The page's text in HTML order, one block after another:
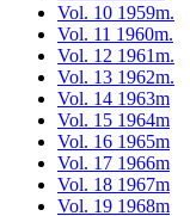
Vol. 10 1959m.
Vol. 11 1960m.
Vol. 12 1961m.
Vol. 13 1962m.
Vol. 14 1963m
Vol. 15 1964m
Vol. 16 1965m
Vol. 17 1966m
Vol. 18 1967m
Vol. 19 1968m